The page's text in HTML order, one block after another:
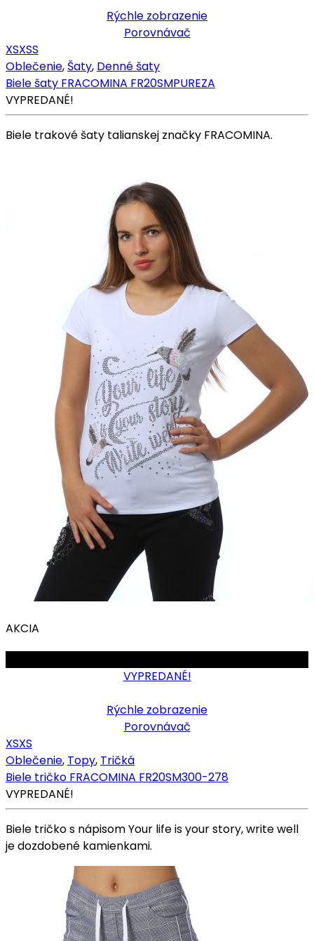
Rýchle zobrazenie
Porovnávač
XSXSS
Oblečenie, Šaty, Denné šaty
Biele šaty FRACOMINA FR20SMPUREZA
VYPREDANÉ!
Biele trakové šaty talianskej značky FRACOMINA.
AKCIA
VYPREDANÉ!
Rýchle zobrazenie
Porovnávač
XSXS
Oblečenie, Topy, Tričká
Biele tričko FRACOMINA FR20SM300-278
VYPREDANÉ!
Biele tričko s nápisom Your life is your story, write well
je dozdobené kamienkami.